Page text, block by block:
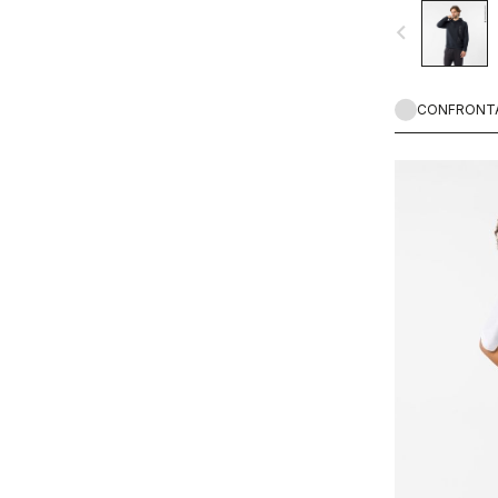
navigate_before